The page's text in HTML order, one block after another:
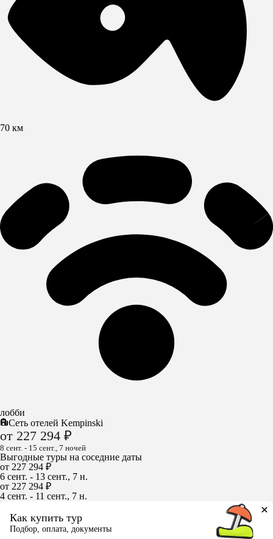
70 км
лобби
Сеть отелей Kempinski
от 227 294 ₽
8 сент. - 15 сент., 7 ночей
Выгодные туры на соседние даты
от 227 294 ₽
6 сент. - 13 сент., 7 н.
от 227 294 ₽
4 сент. - 11 сент., 7 н.
Как купить тур
Подбор, оплата, документы